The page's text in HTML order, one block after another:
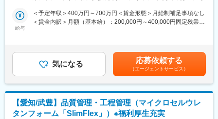
昼の工事作業、夕方の事務作業とメリハリのついた働き方が可能
であり、残業時間も月平均20時間となっております。
・施工進捗、資材管理
・納品
工場内の空調や排気、ガス配管など各種ダクトの施工管理や配管
いている間柄のため、安心して職務に取組むことができます。
■組織構成：
■当社の魅力：
給与
＜予定年収＞400万円～700万円＜賃金形態＞月給制補足事項なし
＜賃金内訳＞月額（基本給）：200,000円～400,000円固定残業手
＞■昇給：年1回（4月）■賞与：年2回（6月、12月）■年収モデル
（別途、決算賞与の支給あり※直近3年間支給実績あり）：・475
万円（30歳主任）・540万円（35歳係長）・600万円（40歳係
長）・1,000万円以上（50歳部長）賃金はあくまでも目安の金額
であり、選考を通じて上下する可能性があります。月給(月額)は固
定手当を含めた表記です。
気になる 応募依頼する
（エージェントサービス）
【愛知/武豊】品質管理・工程管理（マイクロセルウレ
タンフォーム「SlimFlex」）※福利厚生充実